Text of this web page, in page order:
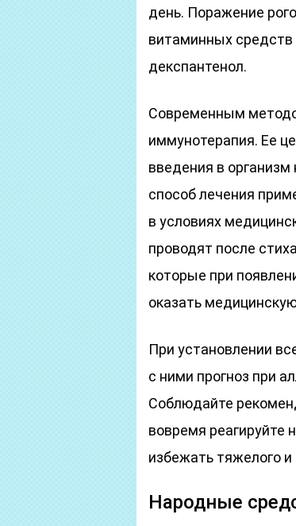
день. Поражение
витаминных средств
декспантенол.
Современным
иммунотерапия. Ее
введения в
способ лечения
в условиях
проводят после
которые при
оказать
При установлении
с ними прогноз при
Соблюдайте
вовремя реагируйте
избежать тяжелого
Народные